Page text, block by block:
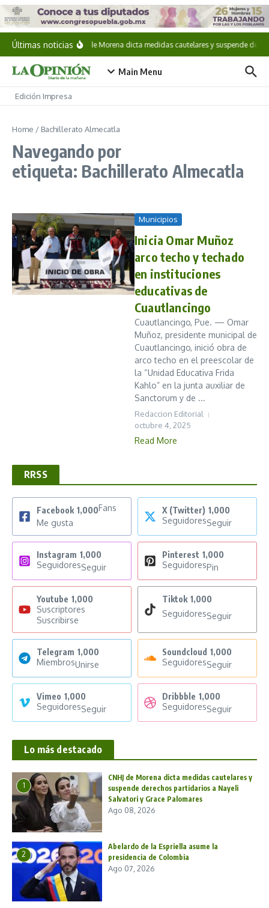
Saltar al contenido
Últimas noticiasCNHJ de Morena dicta medidas cautelares y suspende
Main Menu
Edición Impresa
Home / Bachillerato Almecatla
Navegando por
etiqueta: Bachillerato Almecatla
Municipios
Inicia Omar Muñoz
arco techo y techado
en instituciones
educativas de
Cuautlancingo
Cuautlancingo, Pue. — Omar
Muñoz, presidente municipal de
Cuautlancingo, inició obra de
arco techo en el preescolar de
la “Unidad Educativa Frida
Kahlo” en la junta auxiliar de
Sanctorum y de ...
Redaccion Editorial
octubre 4, 2025
Read More
RRSS
Facebook 1,000Fans
Me gusta
X (Twitter) 1,000
SeguidoresSeguir
Instagram 1,000
SeguidoresSeguir
Pinterest 1,000
SeguidoresPin
Youtube 1,000
Suscriptores
Suscribirse
Tiktok 1,000
SeguidoresSeguir
Telegram 1,000
MiembrosUnirse
Soundcloud 1,000
SeguidoresSeguir
Vimeo 1,000
SeguidoresSeguir
Dribbble 1,000
SeguidoresSeguir
Lo más destacado
1
CNHJ de Morena dicta medidas cautelares y
suspende derechos partidarios a Nayeli
Salvatori y Grace Palomares
Ago 08, 2026
2
Abelardo de la Espriella asume la
presidencia de Colombia
Ago 07, 2026